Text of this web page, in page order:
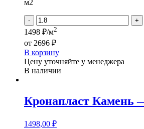
-м2
- +
1498 ₽/м2
от 2696 ₽
В корзину
Цену уточняйте у менеджера
В наличии
Кронапласт
1498,00 ₽